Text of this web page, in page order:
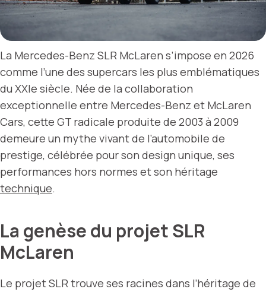
La Mercedes-Benz SLR McLaren s’impose en 2026
comme l’une des supercars les plus emblématiques
du XXIe siècle. Née de la collaboration
exceptionnelle entre Mercedes-Benz et McLaren
Cars, cette GT radicale produite de 2003 à 2009
demeure un mythe vivant de l’automobile de
prestige, célébrée pour son design unique, ses
performances hors normes et son héritage
technique.
La genèse du projet SLR
McLaren
Le projet SLR trouve ses racines dans l’héritage de